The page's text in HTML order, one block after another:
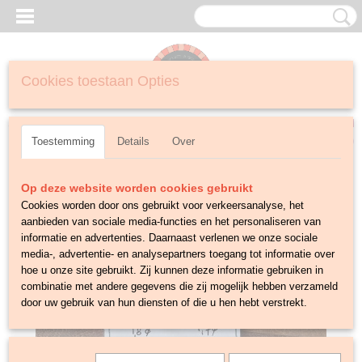
Inloggen Registreren
Cookies toestaan Opties
Toestemming Details Over
Op deze website worden cookies gebruikt
Cookies worden door ons gebruikt voor verkeersanalyse, het
aanbieden van sociale media-functies en het personaliseren van
informatie en advertenties. Daarnaast verlenen we onze sociale
media-, advertentie- en analysepartners toegang tot informatie over
hoe u onze site gebruikt. Zij kunnen deze informatie gebruiken in
combinatie met andere gegevens die zij mogelijk hebben verzameld
door uw gebruik van hun diensten of die u hen hebt verstrekt.